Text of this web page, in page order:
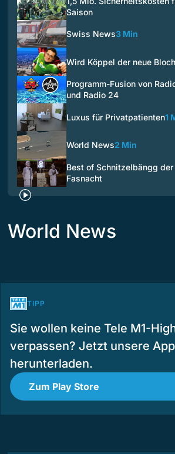
Saison
Swiss News3 Min
Wird Köppel der neue
Programm-Fusion von
und Radio 24
Luxus für Privatpatienten1
World News2 Min
Best of Schnitzelbängg der
Fasnacht
World News
TIPP
Sie wollen keine Tele M1-
verpassen? Jetzt unsere App
herunterladen.
Zum Play Store